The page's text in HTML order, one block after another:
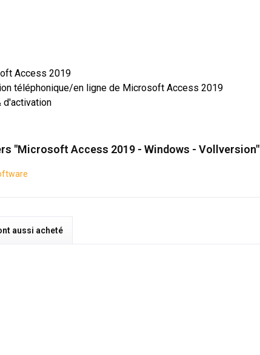
Access 2019
téléphonique/en ligne de Microsoft Access 2019
d'activation
"Microsoft Access 2019 - Windows - Vollversion"
aussi acheté